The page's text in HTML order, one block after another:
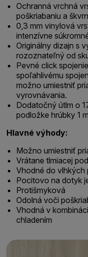
Ochranná vrchná
poškriabaniu a
0,3 mm vinylová
intenzívne
Originálny dizajn s
rozoznateľný od
Pevné click
spoľahlivému
možno umiestniť
vyrovnávania.
Dodatočný útlm o
podložke hrúbky 1
Hlavné výhody:
Možno umiestniť
Vrátane tlmiacej
Vhodné do vlhkých
Pocitovo na dotyk
Protišmyková
Odolná voči
Vhodná v
chladením